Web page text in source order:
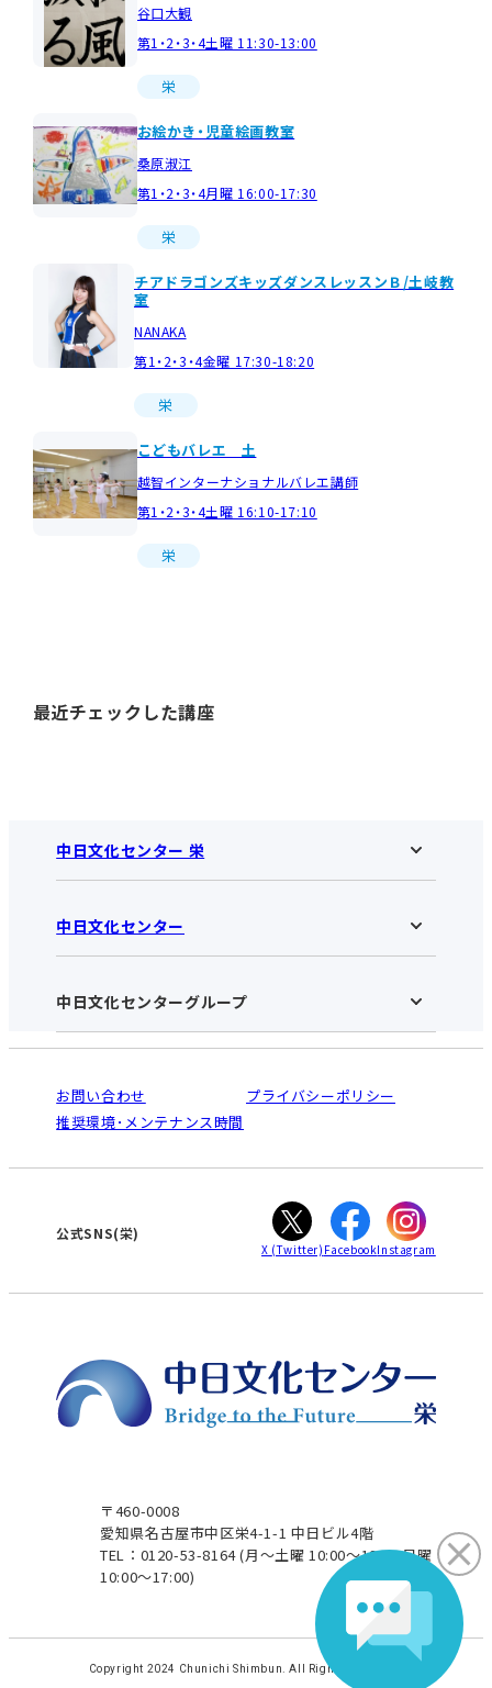
谷口大観
第1・2・3・4土曜 11:30-13:00
栄
お絵かき・児童絵画教室
桑原淑江
第1・2・3・4月曜 16:00-17:30
栄
チアドラゴンズキッズダンスレッスンＢ/土岐教
室
NANAKA
第1・2・3・4金曜 17:30-18:20
栄
こどもバレエ 土
越智インターナショナルバレエ講師
第1・2・3・4土曜 16:10-17:10
栄
最近チェックした講座
中日文化センター 栄
中日文化センター 栄HOME
お知らせ
アクセス･営業時間
お申し込みの流れ
入会と受講のご案内
中日文化センター
中日文化センターHOME
中日文化センターとは
受講規約・会員特典
ご利用ガイド
オンライン講座受講の手順
WEBサイトのよくある質問
中日文化センターグループ
南大高
犬山
高蔵寺
大垣
津
お問い合わせ
プライバシーポリシー
推奨環境･メンテナンス時間
〒460-0008
愛知県名古屋市中区栄4-1-1 中日ビル4階
TEL：0120-53-8164(月～土曜 10:00～19:00 日曜
10:00～17:00)
公式SNS(栄)
X (Twitter) FacebookInstagram
Copyright 2024 Chunichi Shimbun. All Rights Reserved.